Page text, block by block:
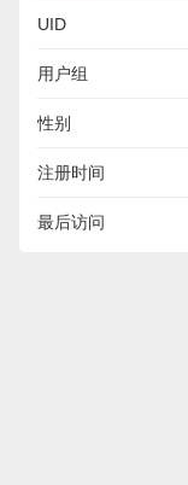
UID
用户组
性别
注册时间
最后访问